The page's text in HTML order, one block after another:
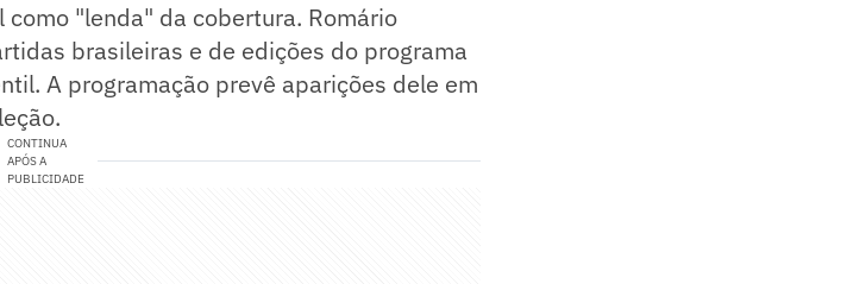
"lenda" da cobertura. Romário
brasileiras e de edições do programa
A programação prevê aparições dele em
CONTINUA
APÓS A
PUBLICIDADE